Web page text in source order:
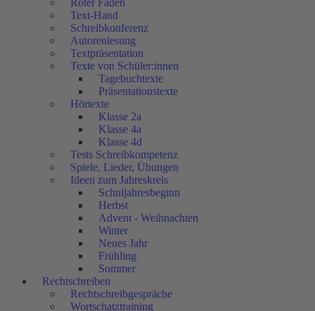
Roter Faden
Text-Hand
Schreibkonferenz
Autorenlesung
Textpräsentation
Texte von Schüler:innen
Tagebuchtexte
Präsentationstexte
Hörtexte
Klasse 2a
Klasse 4a
Klasse 4d
Tests Schreibkompetenz
Spiele, Lieder, Übungen
Ideen zum Jahreskreis
Schuljahresbeginn
Herbst
Advent - Weihnachten
Winter
Neues Jahr
Frühling
Sommer
Rechtschreiben
Rechtschreibgespräche
Wortschatztraining